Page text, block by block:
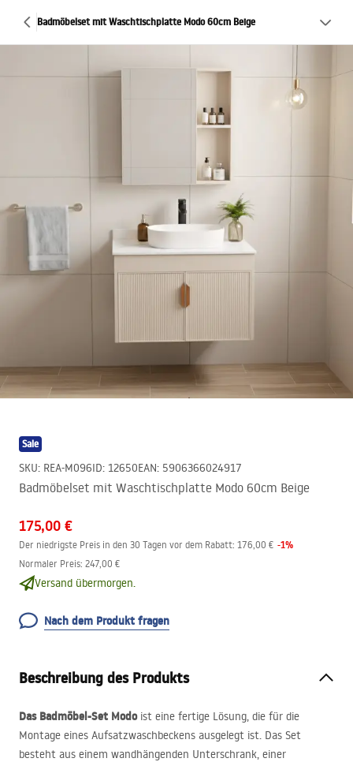
Badmöbelset mit Waschtischplatte Modo 60cm Beige
Sale
SKU: REA-M096ID: 12650EAN: 5906366024917
Badmöbelset mit Waschtischplatte Modo 60cm Beige
175,00 €
Der niedrigste Preis in den 30 Tagen vor dem Rabatt: 176,00 € -1%
Normaler Preis: 247,00 €
Versand übermorgen.
Nach dem Produkt fragen
Beschreibung des Produkts
Das Badmöbel-Set Modoist eine fertige Lösung, die für die
Montage eines Aufsatzwaschbeckens ausgelegt ist. Das Set
besteht aus einem wandhängenden Unterschrank, einer